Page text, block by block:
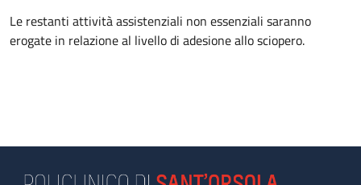
Le restanti attività assistenziali non essenziali saranno
erogate in relazione al livello di adesione allo sciopero.